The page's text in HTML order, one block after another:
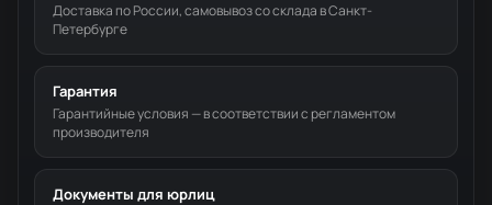
Доставка по России, самовывоз со склада в Санкт-
Петербурге
Гарантия
Гарантийные условия — в соответствии с регламентом
производителя
Документы для юрлиц